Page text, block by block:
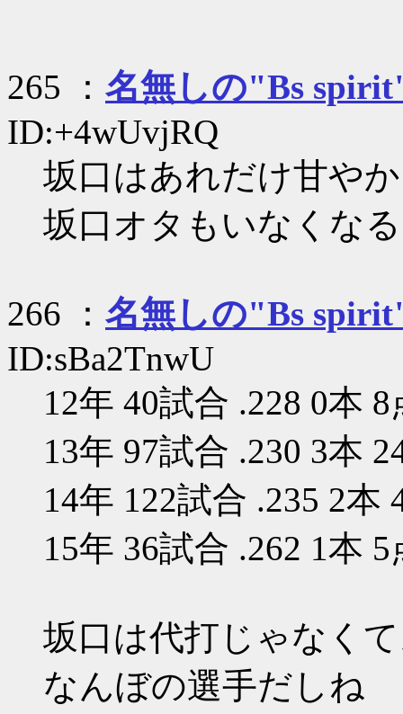
265 ： 名無しの"Bs
ID:+4wUvjRQ
坂口はあれだけ甘や
坂口オタもいなくな
266 ： 名無しの"Bs
ID:sBa2TnwU
12年 40試合 .228 0本 8
13年 97試合 .230 3本
14年 122試合 .235 2本
15年 36試合 .262 1本 5
坂口は代打じゃなく
なんぼの選手だしね